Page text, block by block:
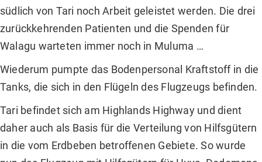
südlich von Tari noch Arbeit geleistet werden. Die drei
zurückkehrenden Patienten und die Spenden für
Walagu warteten immer noch in Muluma …
Wiederum pumpte das Bodenpersonal Kraftstoff in die
Tanks, die sich in den Flügeln des Flugzeugs befinden.
Tari befindet sich am Highlands Highway und dient
daher auch als Basis für die Verteilung von Hilfsgütern
in die vom Erdbeben betroffenen Gebiete. So wurde